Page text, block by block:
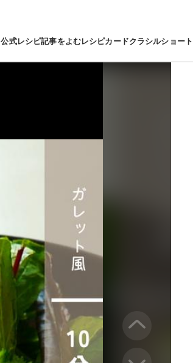
公式レシピ記事をよむレシピカードクラシルショート